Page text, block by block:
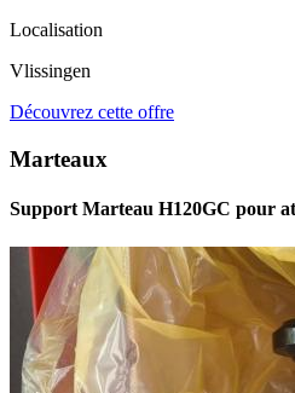
Localisation
Vlissingen
Découvrez cette offre
Marteaux
Support Marteau H120GC pour